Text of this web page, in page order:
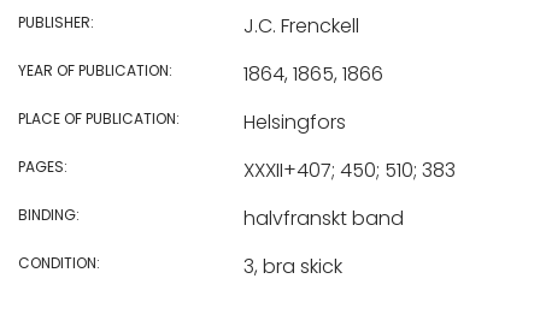
PUBLISHER: J.C. Frenckell
YEAR OF PUBLICATION: 1864, 1865, 1866
PLACE OF PUBLICATION: Helsingfors
PAGES: XXXII+407; 450; 510; 383
BINDING: halvfranskt band
CONDITION: 3, bra skick